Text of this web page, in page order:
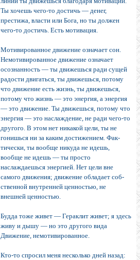
Ты хочешь чего-то достичь — денег,
престижа, власти или Бога, но ты должен
чего-то достичь. Есть мотивация.
Мотивированное движение означает сон.
Немотивиро­ванное движение означает
осознанность — ты движешься ради сущей
радости двигаться, ты движешься, потому
что движение есть жизнь, ты движешься,
потому что жизнь — это энергия, а энер­гия
— это движение. Ты дви­жешься, потому что
энергия — это наслаждение, не ради чего-то
другого. В этом нет ника­кой цели, ты не
гонишься ни за каким достижением. Фак­
тически, ты вообще никуда не идешь,
вообще не идешь — ты просто
наслаждаешься энерги­ей. Нет цели вне
самого дви­жения; движение обладает соб­
ственной внутренней ценнос­тью, не
внешней ценностью.
Будда тоже живет — Ге­раклит живет; я здесь
живу и дышу — но это другого вида
Движение, немотивированное.
Кто-то спросил меня несколько дней назад: